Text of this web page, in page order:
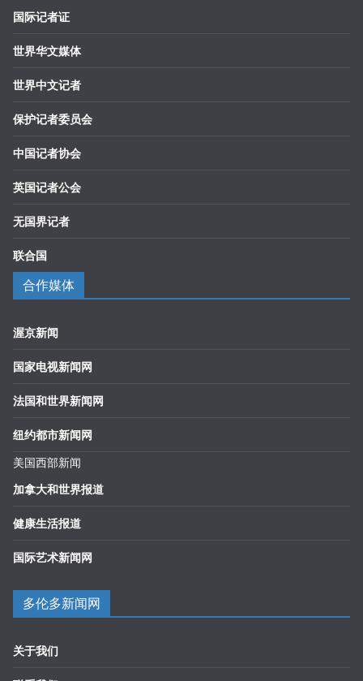
国际记者证
世界华文媒体
世界中文记者
保护记者委员会
中国记者协会
英国记者公会
无国界记者
联合国
合作媒体
渥京新闻
国家电视新闻网
法国和世界新闻网
纽约都市新闻网
美国西部新闻
加拿大和世界报道
健康生活报道
国际艺术新闻网
多伦多新闻网
关于我们